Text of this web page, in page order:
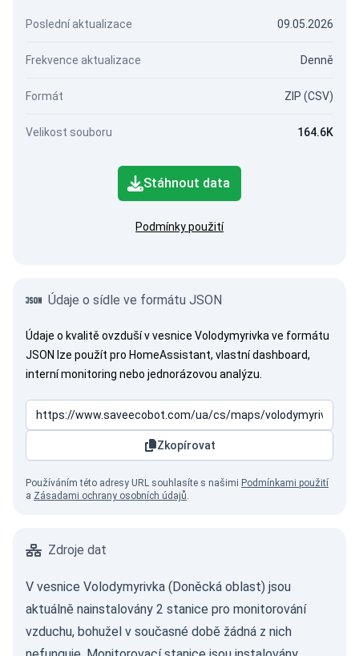
Poslední aktualizace 09.05.2026
Frekvence aktualizace Denně
Formát ZIP (CSV)
Velikost souboru 164.6K
Stáhnout data
Podmínky použití
Údaje o sídle ve formátu JSON
Údaje o kvalitě ovzduší v vesnice Volodymyrivka ve formátu
JSON lze použít pro HomeAssistant, vlastní dashboard,
interní monitoring nebo jednorázovou analýzu.
Zkopírovat
Používáním této adresy URL souhlasíte s našimi Podmínkami použití
a Zásadami ochrany osobních údajů.
Zdroje dat
V vesnice Volodymyrivka (Doněcká oblast) jsou
aktuálně nainstalovány 2 stanice pro monitorování
vzduchu, bohužel v současné době žádná z nich